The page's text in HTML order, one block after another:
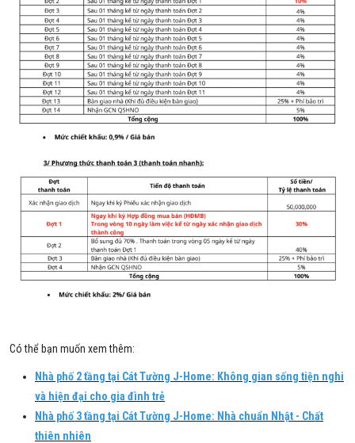
Có thể bạn muốn xem thêm:
Nhà phố 2 tầng tại Cát Tường J-Home: Không gian sống tiện nghi
và hiện đại cho gia đình trẻ
Nhà phố 3 tầng tại Cát Tường J-Home: Nhà chuẩn Nhật - Chất
thiên nhiên